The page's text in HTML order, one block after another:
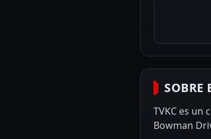
SOBRE
TVKC es un
Bowman